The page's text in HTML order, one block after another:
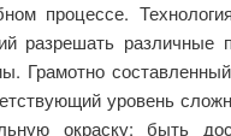
процессе.
разрешать
Грамотно составленный
уровень
окраску; быть